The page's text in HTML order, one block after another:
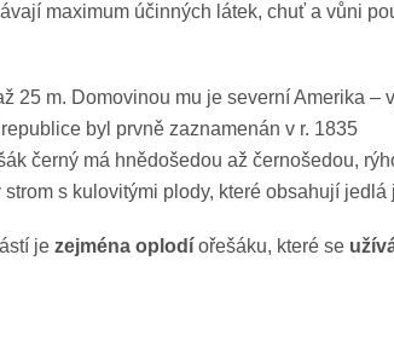
maximum účinných látek, chuť a vůni
25 m. Domovinou mu je severní Amerika –
byl prvně zaznamenán v r. 1835
černý má hnědošedou až černošedou,
s kulovitými plody, které obsahují jedlá
je zejména oplodí ořešáku, které se